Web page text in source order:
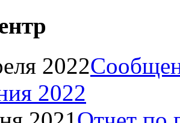
2022
2022